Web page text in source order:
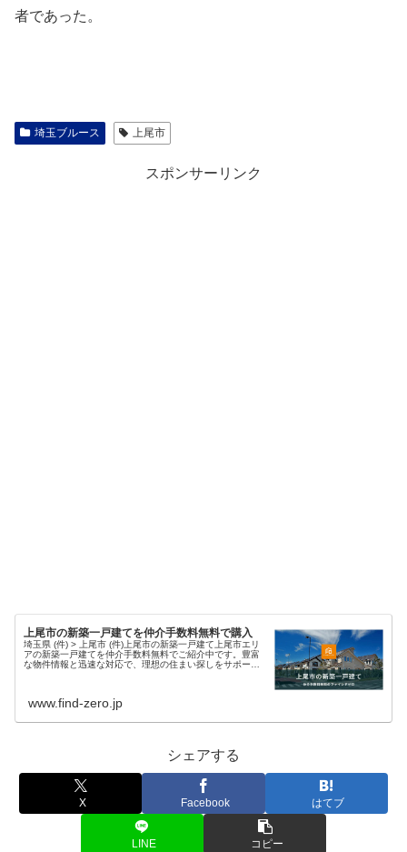
者であった。
埼玉ブルース 上尾市
スポンサーリンク
上尾市の新築一戸建てを仲介手数料無料で購入
埼玉県 (件) > 上尾市 (件)上尾市の新築一戸建て上尾市エリ
アの新築一戸建てを仲介手数料無料でご紹介中です。豊富
な物件情報と迅速な対応で、理想の住まい探しをサポート
www.find-zero.jp
シェアする
X Facebook はてブ
LINE コピー